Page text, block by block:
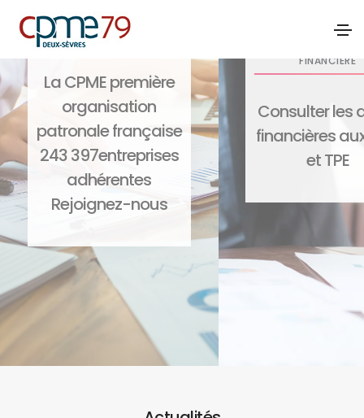
CHEFS D’ENTREPRISE
La CPME première
organisation
patronale française
243 397entreprises
adhérentes
Rejoignez-nous
LE MOTEUR DE
FINANCIÉRE
Consulter les
financières
et TPE